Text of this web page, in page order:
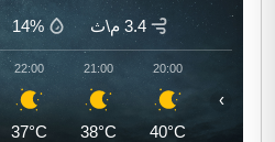
3.4 م\ث 14%
20:00
40°C
21:00
38°C
22:00
37°C
›